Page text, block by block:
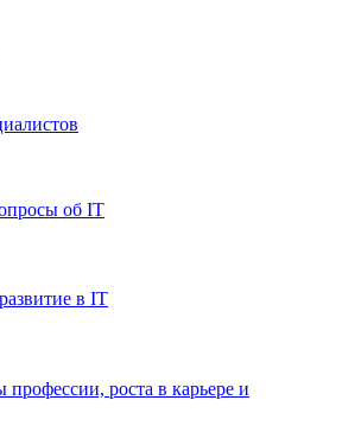
об IT
в IT
роста в карьере и